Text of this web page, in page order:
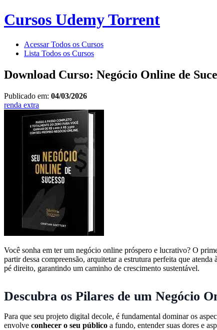
Cursos Udemy Torrent
Acessar Todos os Cursos
Lista Todos os Cursos
Download Curso: Negócio Online de
Publicado em: 04/03/2026
renda extra
Você sonha em ter um negócio online próspero e lucrativo? O
partir dessa compreensão, arquitetar a estrutura perfeita que
pé direito, garantindo um caminho de crescimento sustentável.
Descubra os Pilares de um Negócio
Para que seu projeto digital decole, é fundamental dominar os
envolve conhecer o seu público a fundo, entender suas dores e